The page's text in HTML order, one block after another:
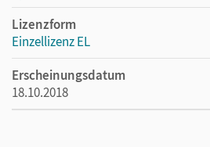
Lizenzform
Einzellizenz EL
Erscheinungsdatum
18.10.2018